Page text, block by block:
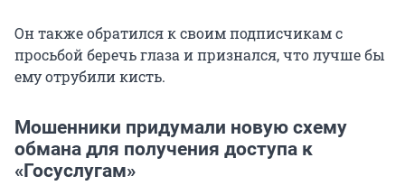
Он также обратился к своим подписчикам с
просьбой беречь глаза и признался, что лучше бы
ему отрубили кисть.
Мошенники придумали новую схему
обмана для получения доступа к
«Госуслугам»